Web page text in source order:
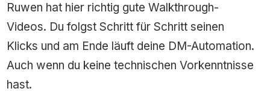
Ruwen hat hier richtig gute Walkthrough-
Videos. Du folgst Schritt für Schritt seinen
Klicks und am Ende läuft deine DM-Automation.
Auch wenn du keine technischen Vorkenntnisse
hast.